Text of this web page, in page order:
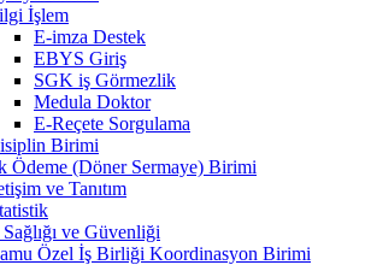
İşlem
E-imza Destek
EBYS Giriş
SGK iş Görmezlik
Medula Doktor
E-Reçete Sorgulama
Birimi
Ödeme (Döner Sermaye) Birimi
ve Tanıtım
ve Güvenliği
Özel İş Birliği Koordinasyon Birimi